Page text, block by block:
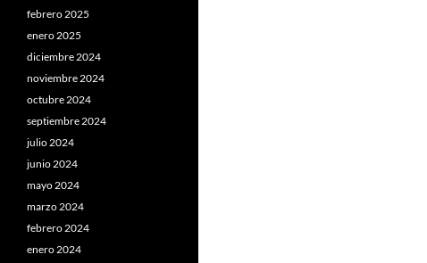
febrero 2025
enero 2025
diciembre 2024
noviembre 2024
octubre 2024
septiembre 2024
julio 2024
junio 2024
mayo 2024
marzo 2024
febrero 2024
enero 2024